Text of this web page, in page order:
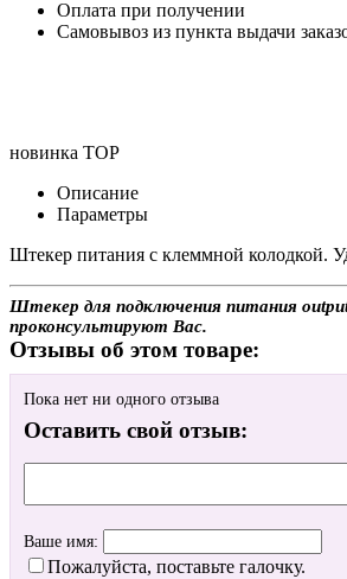
Оплата при получении
Самовывоз из пункта выдачи
новинка TOP
Описание
Параметры
Штекер питания с клеммной колодкой.
Штекер для подключения питания
проконсультируют Вас.
Отзывы об этом товаре:
Пока нет ни одного отзыва
Оставить свой отзыв:
Ваше имя:
Пожалуйста, поставьте галочку.